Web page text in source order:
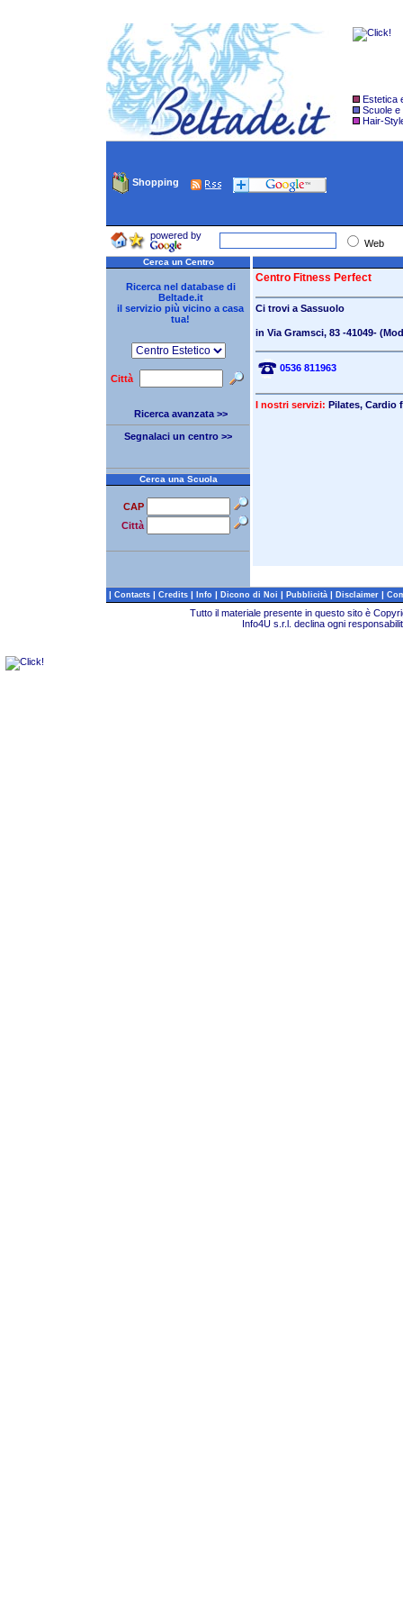
Estetica
Scuole e
Hair-
Shopping
powered by
Web
Cerca un Centro
Ricerca nel database di
Beltade.it
il servizio più vicino a casa
tua!
Città
Ricerca avanzata >>
Segnalaci un centro >>
Cerca una Scuola
CAP
Città
Centro Fitness Perfect
Ci trovi a Sassuolo
in Via Gramsci, 83-41049-
0536 811963
I nostri servizi: Pilates, Cardio
| Contacts | Credits | Info | Dicono di Noi | Pubblicità | Disclaimer |
Tutto il materiale presente in questo sito è
Info4U s.r.l. declina ogni